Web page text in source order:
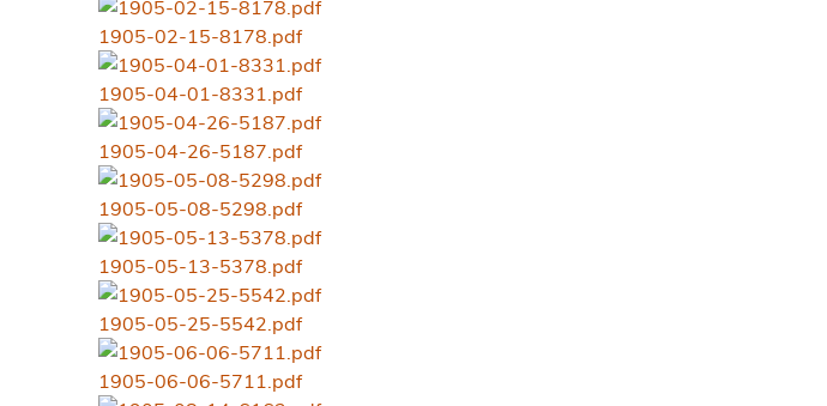
1905-02-15-8178.pdf
1905-04-01-8331.pdf
1905-04-26-5187.pdf
1905-05-08-5298.pdf
1905-05-13-5378.pdf
1905-05-25-5542.pdf
1905-06-06-5711.pdf